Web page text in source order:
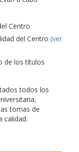
Centro
del Centro (ver
de los títulos
todos los
tomas de
calidad.